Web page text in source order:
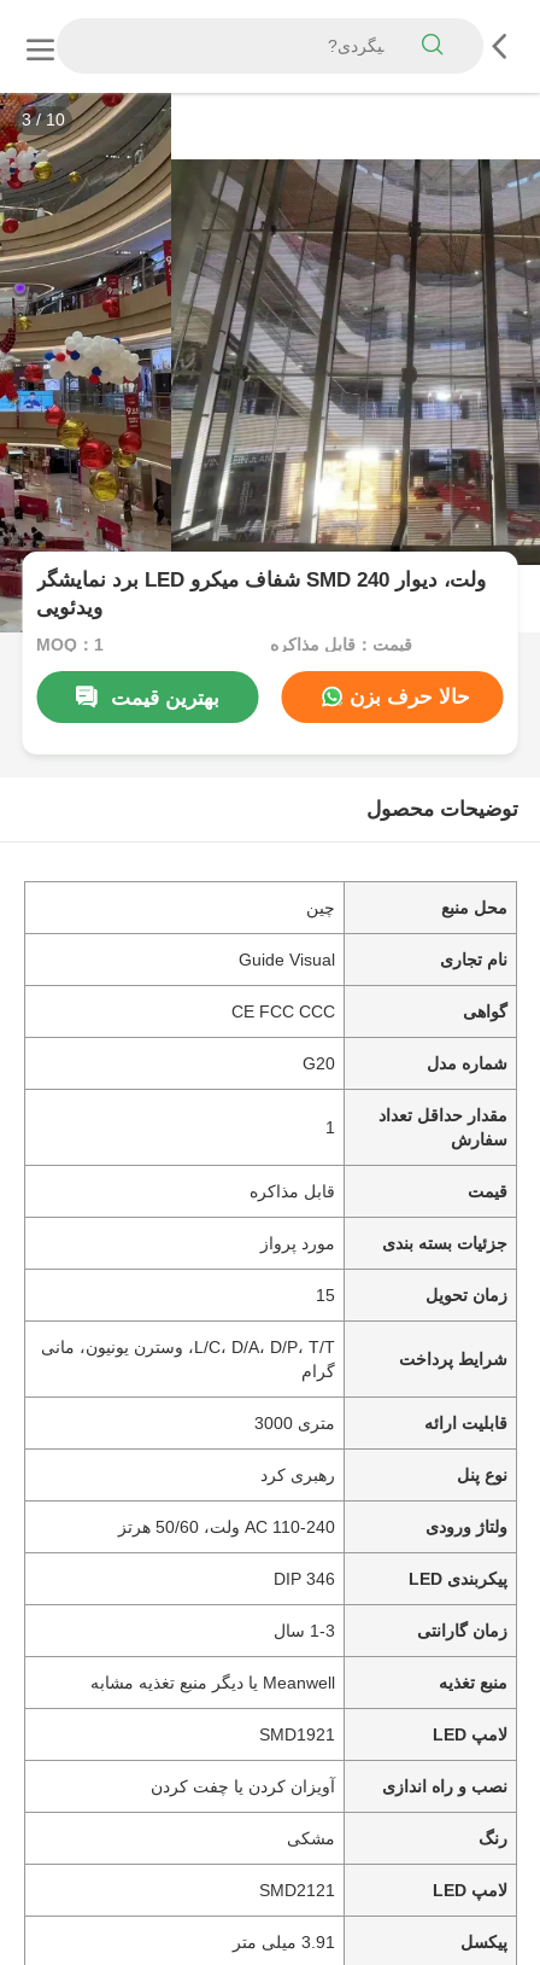
3/10
برد نمایشگر LED شفاف میکرو SMD 240 ولت، دیوار
ویدئویی
MOQ：1 قیمت：قابل مذاکره
بهترین قیمت حالا حرف بزن
توضیحات محصول
محل منبع چین
نام تجاری Guide Visual
گواهی CE FCC CCC
شماره مدل G20
مقدار حداقل تعداد
سفارش
1
قیمت قابل مذاکره
جزئیات بسته بندی مورد پرواز
زمان تحویل 15
شرایط پرداخت
L/C، D/A، D/P، T/T، وسترن یونیون، مانی
گرام
قابلیت ارائه متری 3000
نوع پنل رهبری کرد
ولتاژ ورودی AC 110-240 ولت، 50/60 هرتز
پیکربندی LED DIP 346
زمان گارانتی 1-3 سال
منبع تغذیه Meanwell یا دیگر منبع تغذیه مشابه
لامپ LED SMD1921
نصب و راه اندازی آویزان کردن یا چفت کردن
رنگ مشکی
لامپ LED SMD2121
پیکسل 3.91 میلی متر